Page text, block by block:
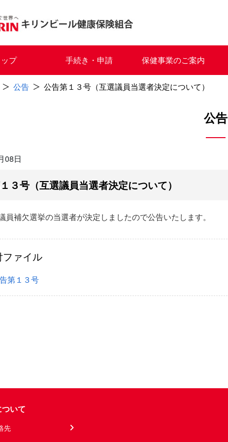
ップ 手続き・申請 保健事業のご案内
公告 公告第１３号（互選議員当選者決定について）
公告
08日
３号（互選議員当選者決定について）
員補欠選挙の当選者が決定しましたので公告いたします。
ファイル
第１３号
いて
先